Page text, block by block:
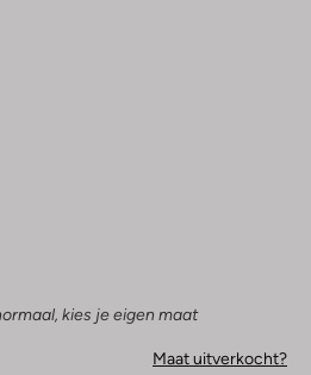
kies je eigen maat
Maat uitverkocht?